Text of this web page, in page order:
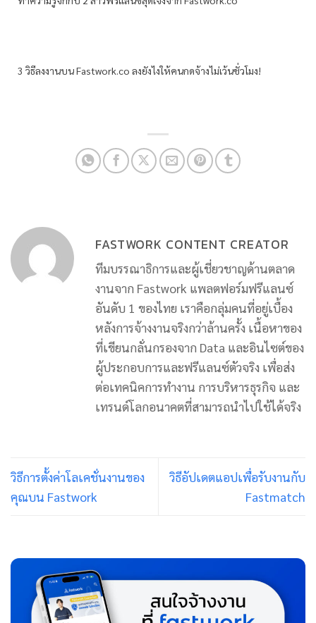
3 วิธีลงงานบน Fastwork.co ลงยังไงให้คนกดจ้างไม่เว้นชั่วโมง!
FASTWORK CONTENT CREATOR
ทีมบรรณาธิการและผู้เชี่ยวชาญด้านตลาด
งานจาก Fastwork แพลตฟอร์มฟรีแลนซ์
อันดับ 1 ของไทย เราคือกลุ่มคนที่อยู่เบื้อง
หลังการจ้างงานจริงกว่าล้านครั้ง เนื้อหาของ
ที่เขียนกลั่นกรองจาก Data และอินไซต์ของ
ผู้ประกอบการและฟรีแลนซ์ตัวจริง เพื่อส่ง
ต่อเทคนิคการทำงาน การบริหารธุรกิจ และ
เทรนด์โลกอนาคตที่สามารถนำไปใช้ได้จริง
วิธีการตั้งค่าโลเคชั่นงานของ
คุณบน Fastwork
วิธีอัปเดตแอปเพื่อรับงานกับ
Fastmatch